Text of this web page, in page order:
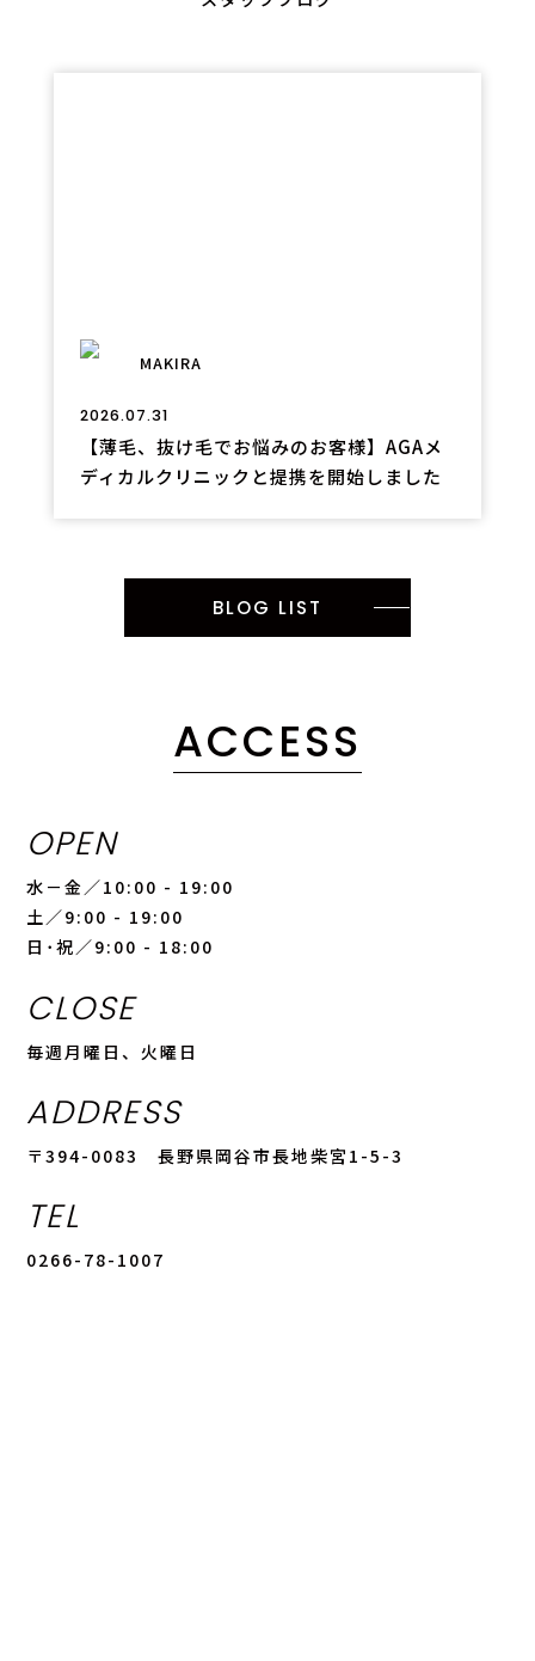
MAKIRA
2026.07.31
【薄毛、抜け毛でお悩みのお客様】AGAメ
ディカルクリニックと提携を開始しました
BLOG LIST
ACCESS
OPEN
水－金／10:00 - 19:00
土／9:00 - 19:00
日･祝／9:00 - 18:00
CLOSE
毎週月曜日、火曜日
ADDRESS
〒394-0083 長野県岡谷市長地柴宮1-5-3
TEL
0266-78-1007